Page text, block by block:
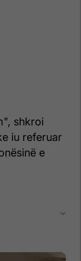
shkroi
iu referuar
e